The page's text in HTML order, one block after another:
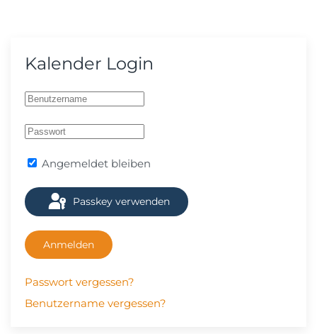
Kalender Login
Angemeldet bleiben
Passkey verwenden
Anmelden
Passwort vergessen?
Benutzername vergessen?